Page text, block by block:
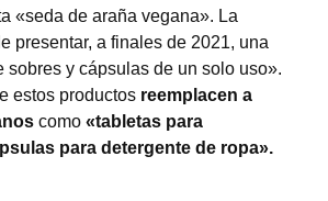
«seda de araña vegana». La
presentar, a finales de 2021, una
sobres y cápsulas de un solo uso».
estos productos reemplacen a
como «tabletas para
para detergente de ropa».